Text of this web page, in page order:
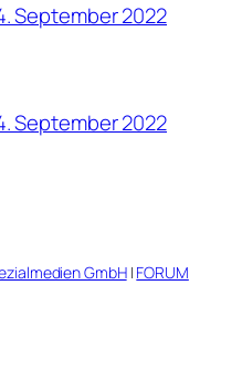
September 2022
September 2022
GmbH| FORUM